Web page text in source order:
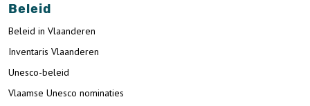
Beleid
Beleid in Vlaanderen
Inventaris Vlaanderen
Unesco-beleid
Vlaamse Unesco nominaties